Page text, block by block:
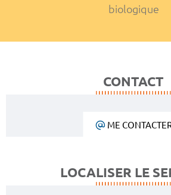
biologique
CONTACT
ME
LOCALISER LE